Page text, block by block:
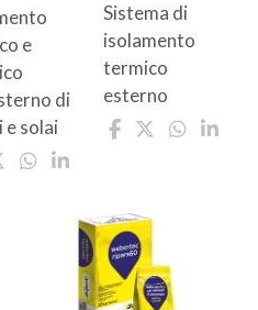
e
di
e solai
Sistema di
isolamento
termico
esterno